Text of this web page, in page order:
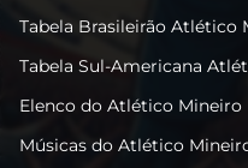
Tabela Brasileirão Atlético
Tabela Sul-Americana
Elenco do Atlético Mineiro
Músicas do Atlético